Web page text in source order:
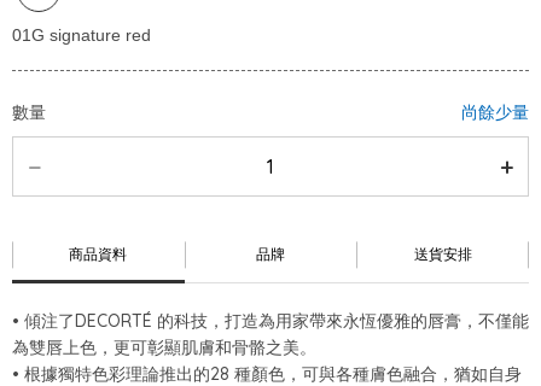
數量 尚餘少量
商品資料 品牌 送貨安排
• 傾注了DECORTÉ 的科技，打造為用家帶來永恆優雅的唇膏，不僅能
為雙唇上色，更可彰顯肌膚和骨骼之美。
• 根據獨特色彩理論推出的28 種顏色，可與各種膚色融合，猶如自身